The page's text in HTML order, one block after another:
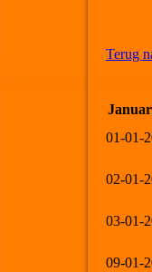
Terug
01-01-
02-01-
03-01-
09-01-